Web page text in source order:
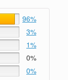
96%
3%
1%
0%
0%